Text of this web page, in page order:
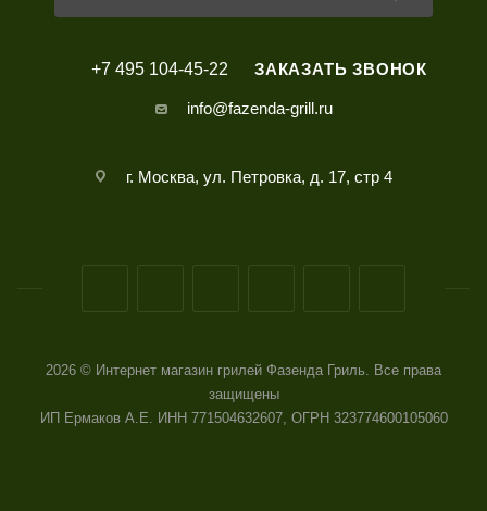
+7 495 104-45-22 ЗАКАЗАТЬ ЗВОНОК
info@fazenda-grill.ru
г. Москва, ул. Петровка, д. 17, стр 4
2026 © Интернет магазин грилей Фазенда Гриль. Все права
защищены
ИП Ермаков А.Е. ИНН 771504632607, ОГРН 323774600105060